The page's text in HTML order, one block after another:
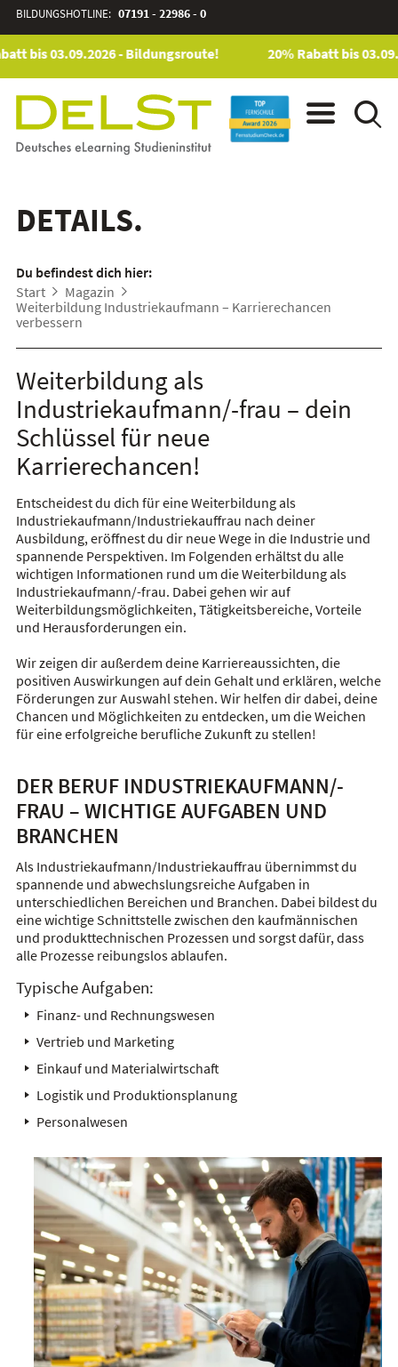
BILDUNGSHOTLINE: 07191 - 22986 - 0
bis 03.09.2026 - Bildungsroute! 20% Rabatt bis
DETAILS.
Du befindest dich hier:
Start
Magazin
Weiterbildung Industriekaufmann – Karrierechancen
verbessern
Weiterbildung als
Industriekaufmann/-frau – dein
Schlüssel für neue
Karrierechancen!
Entscheidest du dich für eine Weiterbildung als
Industriekaufmann/Industriekauffrau nach deiner
Ausbildung, eröffnest du dir neue Wege in die Industrie und
spannende Perspektiven. Im Folgenden erhältst du alle
wichtigen Informationen rund um die Weiterbildung als
Industriekaufmann/-frau. Dabei gehen wir auf
Weiterbildungsmöglichkeiten, Tätigkeitsbereiche, Vorteile
und Herausforderungen ein.
Wir zeigen dir außerdem deine Karriereaussichten, die
positiven Auswirkungen auf dein Gehalt und erklären, welche
Förderungen zur Auswahl stehen. Wir helfen dir dabei, deine
Chancen und Möglichkeiten zu entdecken, um die Weichen
für eine erfolgreiche berufliche Zukunft zu stellen!
DER BERUF INDUSTRIEKAUFMANN/-
FRAU – WICHTIGE AUFGABEN UND
BRANCHEN
Als Industriekaufmann/Industriekauffrau übernimmst du
spannende und abwechslungsreiche Aufgaben in
unterschiedlichen Bereichen und Branchen. Dabei bildest du
eine wichtige Schnittstelle zwischen den kaufmännischen
und produkttechnischen Prozessen und sorgst dafür, dass
alle Prozesse reibungslos ablaufen.
Typische Aufgaben:
Finanz- und Rechnungswesen
Vertrieb und Marketing
Einkauf und Materialwirtschaft
Logistik und Produktionsplanung
Personalwesen